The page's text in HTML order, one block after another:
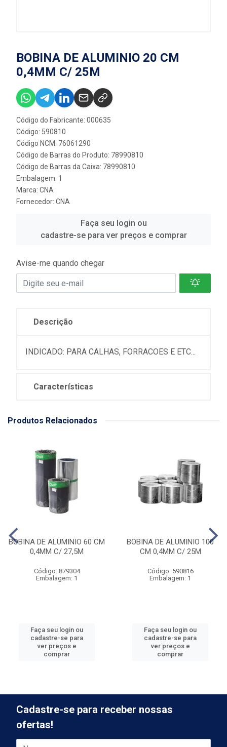
BOBINA DE ALUMINIO 20 CM
0,4MM C/ 25M
Código do Fabricante: 000635
Código: 590810
Código NCM: 76061290
Código de Barras do Produto: 78990810
Código de Barras da Caixa: 78990810
Embalagem: 1
Marca: CNA
Fornecedor: CNA
Faça seu login ou
cadastre-se para ver preços e comprar
Avise-me quando chegar
Descrição
INDICADO: PARA CALHAS, FORRACOES E ETC...
Características
Produtos Relacionados
BOBINA DE ALUMINIO 60 CM
0,4MM C/ 27,5M
Código: 879304
Embalagem: 1
Faça seu login ou
cadastre-se para
ver preços e
comprar
BOBINA DE ALUMINIO 100
CM 0,4MM C/ 25M
Código: 590816
Embalagem: 1
Faça seu login ou
cadastre-se para
ver preços e
comprar
Cadastre-se para receber nossas
ofertas!